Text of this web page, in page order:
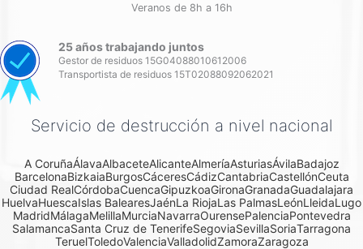
Veranos de 8h a 16h
25 años trabajando juntos
Gestor de residuos 15G04088010612006
Transportista de residuos 15T02088092062021
Servicio de destrucción a nivel nacional
A CoruñaÁlavaAlbaceteAlicanteAlmeríaAsturiasÁvilaBadajoz
BarcelonaBizkaiaBurgosCáceresCádizCantabriaCastellónCeuta
Ciudad RealCórdobaCuencaGipuzkoaGironaGranadaGuadalajara
HuelvaHuescaIslas BalearesJaénLa RiojaLas PalmasLeónLleidaLugo
MadridMálagaMelillaMurciaNavarraOurensePalenciaPontevedra
SalamancaSanta Cruz de TenerifeSegoviaSevillaSoriaTarragona
TeruelToledoValenciaValladolidZamoraZaragoza